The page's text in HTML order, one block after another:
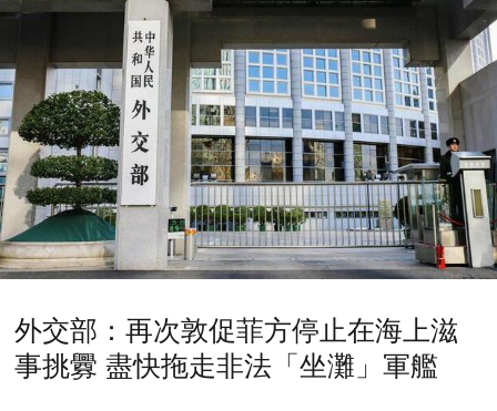
外交部：再次敦促菲方停止在海上滋
事挑釁 盡快拖走非法「坐灘」軍艦